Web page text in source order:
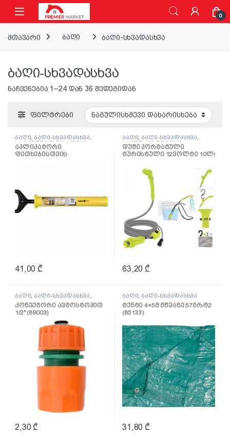
ნავიგაციაზე გადასვლა
შინაარსზე გადასვლა
0
მთავარი ბაღი ბაღი-სხვადასხვა
ბაღი-სხვადასხვა
ნაჩვენებია 1–24 დან 36 შედეგიდან
ფილტრები
ბაღი, ბაღი-სხვადასხვა,
სარემონტო მასალები
აპლიკატორი
ფითხებისთვის
41,00 ₾
ბაღი, ბაღი-სხვადასხვა,
საყოფაცხოვრებო,
სხვადასხვა
დუში პორტატული
ტურისტული 12ვოლტი 10ლ/
63,20 ₾
ბაღი ბაღი-სხვადასხვა
სარწყავი და შლანგი
კონექტორი ავტოსტოპით
1/2″ (89003)
2,30 ₾
ბაღი ბაღი-სხვადასხვა
ტენტი 4×5მ მწვანე 57გრ/მ2
(85133)
31,80 ₾